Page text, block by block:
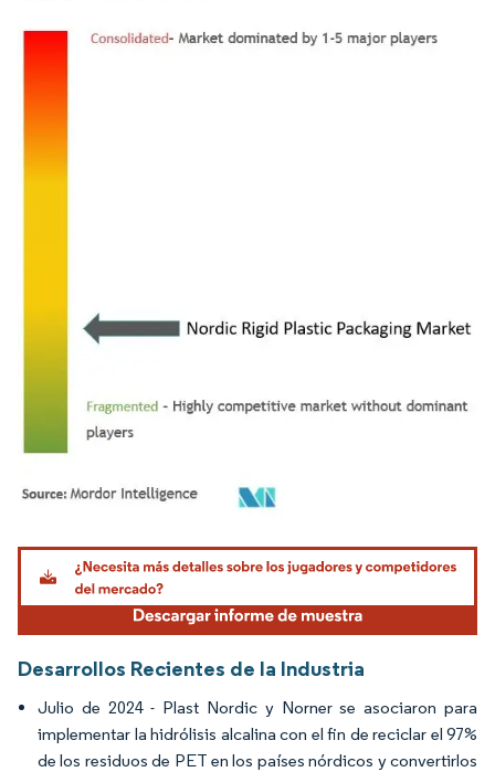
Imagen © Mordor Intelligence. El uso requiere atribución según CC BY 4.0.
Desarrollos Recientes de la Industria
Julio de 2024 - Plast Nordic y Norner se asociaron para
implementar la hidrólisis alcalina con el fin de reciclar el 97%
de los residuos de PET en los países nórdicos y convertirlos